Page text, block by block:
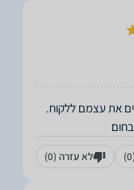
(0) לא עזרה (0)